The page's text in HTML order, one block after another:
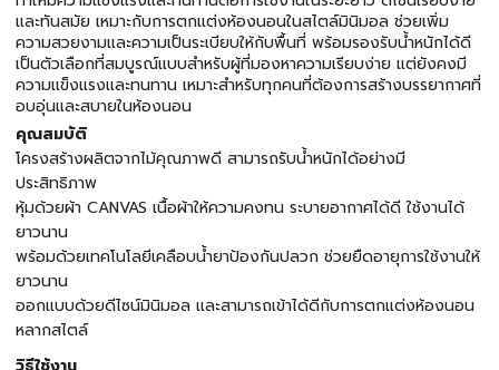
และทันสมัย เหมาะกับการตกแต่งห้องนอนในสไตล์มินิมอล ช่วยเพิ่ม
ความสวยงามและความเป็นระเบียบให้กับพื้นที่ พร้อมรองรับน้ำหนักได้ดี
เป็นตัวเลือกที่สมบูรณ์แบบสำหรับผู้ที่มองหาความเรียบง่าย แต่ยังคงมี
ความแข็งแรงและทนทาน เหมาะสำหรับทุกคนที่ต้องการสร้างบรรยากาศที่
อบอุ่นและสบายในห้องนอน
คุณสมบัติ
โครงสร้างผลิตจากไม้คุณภาพดี สามารถรับน้ำหนักได้อย่างมี
ประสิทธิภาพ
หุ้มด้วยผ้า CANVAS เนื้อผ้าให้ความคงทน ระบายอากาศได้ดี ใช้งานได้
ยาวนาน
พร้อมด้วยเทคโนโลยีเคลือบน้ำยาป้องกันปลวก ช่วยยืดอายุการใช้งานให้
ยาวนาน
ออกแบบด้วยดีไซน์มินิมอล และสามารถเข้าได้ดีกับการตกแต่งห้องนอน
หลากสไตล์